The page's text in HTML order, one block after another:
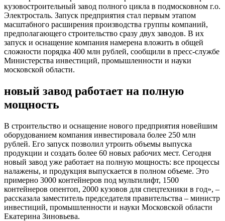
кузовостроительный завод полного цикла в подмосковном г.о.
Электросталь. Запуск предприятия стал первым этапом
масштабного расширения производства группы компаний,
предполагающего строительство сразу двух заводов. В их
запуск и оснащение компания намерена вложить в общей
сложности порядка 400 млн рублей, сообщили в пресс-службе
Министерства инвестиций, промышленности и науки
московской области.
новый завод работает на полную
мощность
В строительство и оснащение нового предприятия новейшим
оборудованием компания инвестировала более 250 млн
рублей. Его запуск позволил утроить объемы выпуска
продукции и создать более 60 новых рабочих мест. Сегодня
новый завод уже работает на полную мощность: все процессы
налажены, и продукция выпускается в полном объеме. Это
примерно 3000 контейнеров под мультилифт, 1500
контейнеров опентоп, 2000 кузовов для спецтехники в год», –
рассказала заместитель председателя правительства – министр
инвестиций, промышленности и науки Московской области
Екатерина Зиновьева.